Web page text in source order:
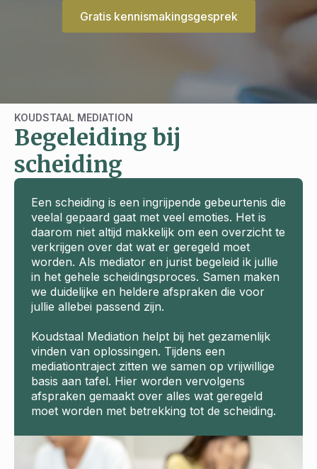
Gratis kennismakingsgesprek
KOUDSTAAL MEDIATION
Begeleiding bij
scheiding
Een scheiding is een ingrijpende gebeurtenis die
veelal gepaard gaat met veel emoties. Het is
daarom niet altijd makkelijk om een overzicht te
verkrijgen over dat wat er geregeld moet
worden. Als mediator en jurist begeleid ik jullie
in het gehele scheidingsproces. Samen maken
we duidelijke en heldere afspraken die voor
jullie allebei passend zijn.
Koudstaal Mediation helpt bij het gezamenlijk
vinden van oplossingen. Tijdens een
mediationtraject zitten we samen op vrijwillige
basis aan tafel. Hier worden vervolgens
afspraken gemaakt over alles wat geregeld
moet worden met betrekking tot de scheiding.